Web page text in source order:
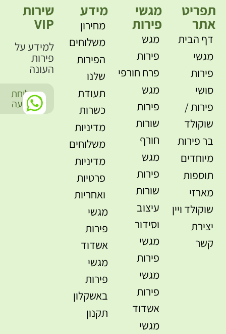
תפריט
אתר
דף הבית
מגשי
פירות
סושי
פירות /
שוקולד
בר פירות
מיוחדים
תוספות
מארזי
שוקולד ויין
יצירת
קשר
מגשי
פירות
מגש
פירות
פרח חורפי
מגש
פירות
שורות
חורף
מגש
פירות
שורות
עיצוב
וסידור
מגשי
פירות
מגשי
פירות
אשדוד
מגשי
מידע
מחירון
משלוחים
הפירות
שלנו
תעודת
כשרות
מדיניות
משלוחים
מדיניות
פרטיות
ואחריות
מגשי
פירות
אשדוד
מגשי
פירות
באשקלון
תקנון
שירות
VIP
למידע על
פירות
העונה
שליחת
הודעה